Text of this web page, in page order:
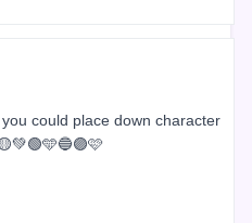
could place down character